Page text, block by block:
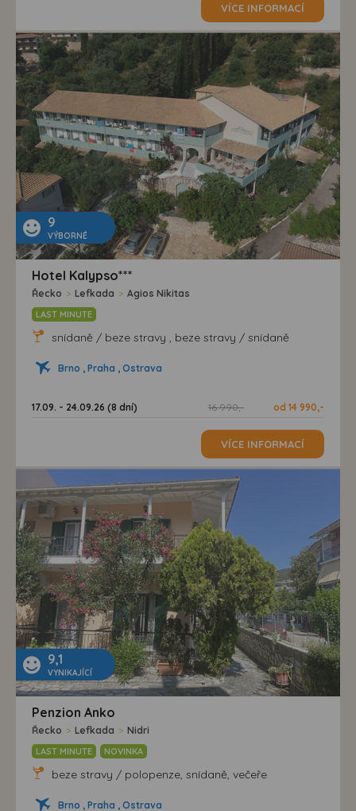
VÍCE INFORMACÍ
9
VÝBORNÉ
Hotel Kalypso***
Řecko > Lefkada > Agios Nikitas
LAST MINUTE
snídaně / beze stravy , beze stravy / snídaně
Brno , Praha , Ostrava
17.09. - 24.09.26 (8 dní) 16 990,- od 14 990,-
VÍCE INFORMACÍ
9,1
VYNIKAJÍCÍ
Penzion Anko
Řecko > Lefkada > Nidri
LAST MINUTE NOVINKA
beze stravy / polopenze, snídaně, večeře
Brno , Praha , Ostrava